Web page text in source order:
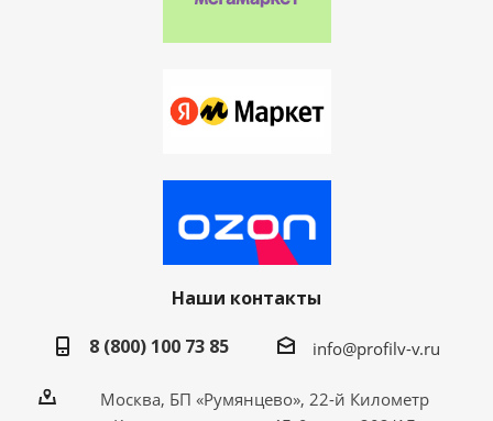
Наши контакты
8 (800) 100 73 85
info@profilv-v.ru
Москва, БП «Румянцево», 22-й Километр